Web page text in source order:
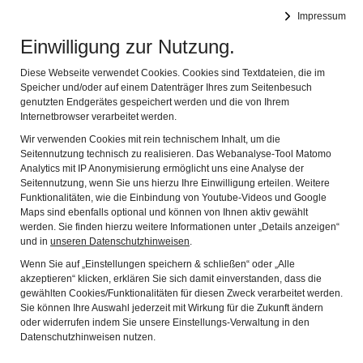
Impressum
Einwilligung zur Nutzung.
Diese Webseite verwendet Cookies. Cookies sind Textdateien, die im
Speicher und/oder auf einem Datenträger Ihres zum Seitenbesuch
genutzten Endgerätes gespeichert werden und die von Ihrem
Internetbrowser verarbeitet werden.
Wir verwenden Cookies mit rein technischem Inhalt, um die
Seitennutzung technisch zu realisieren. Das Webanalyse-Tool Matomo
Analytics mit IP Anonymisierung ermöglicht uns eine Analyse der
Seitennutzung, wenn Sie uns hierzu Ihre Einwilligung erteilen. Weitere
Funktionalitäten, wie die Einbindung von Youtube-Videos und Google
Maps sind ebenfalls optional und können von Ihnen aktiv gewählt
werden. Sie finden hierzu weitere Informationen unter „Details anzeigen“
und in unseren Datenschutzhinweisen.
Wenn Sie auf „Einstellungen speichern & schließen“ oder „Alle
akzeptieren“ klicken, erklären Sie sich damit einverstanden, dass die
gewählten Cookies/Funktionalitäten für diesen Zweck verarbeitet werden.
Sie können Ihre Auswahl jederzeit mit Wirkung für die Zukunft ändern
oder widerrufen indem Sie unsere Einstellungs-Verwaltung in den
Datenschutzhinweisen nutzen.
JÜDISCHES
WIRTSCHAFTEN IM
LÄNDLICHEN RAUM
Vortrag von Rebekka Denz
Dienstag, 3. Mai 2022, 19.00 Uhr, Synagoge Gleusdorf
Der Frage, wie Juden und Jüdinnen im ländlichen Raum ihren
Lebensunterhalt bestritten, steht im Mittelpunkt des Vortrags.
Juden auf dem Land verdienten ihr Geld zumeist als Hausierer,
Klein- und Viehhändler. Um 1900 waren jüdische Familien häufig